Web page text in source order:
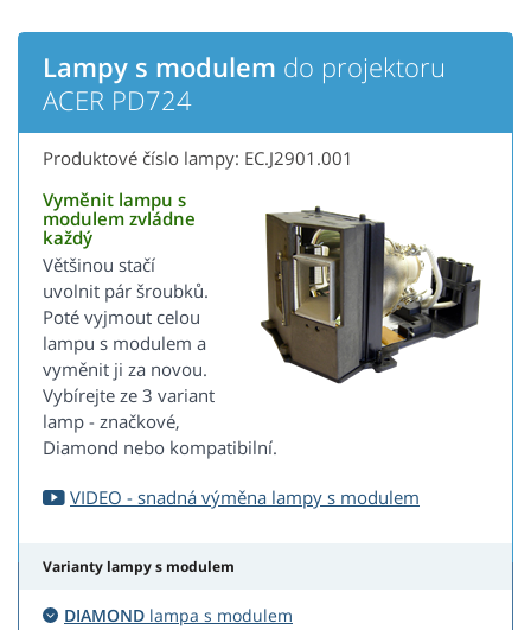
Lampy s modulem do projektoru
ACER PD724
Produktové číslo lampy: EC.J2901.001
Vyměnit lampu s
modulem zvládne
každý
Většinou stačí
uvolnit pár šroubků.
Poté vyjmout celou
lampu s modulem a
vyměnit ji za novou.
Vybírejte ze 3 variant
lamp - značkové,
Diamond nebo kompatibilní.
VIDEO - snadná výměna lampy s modulem
Varianty lampy s modulem
DIAMOND lampa s modulem